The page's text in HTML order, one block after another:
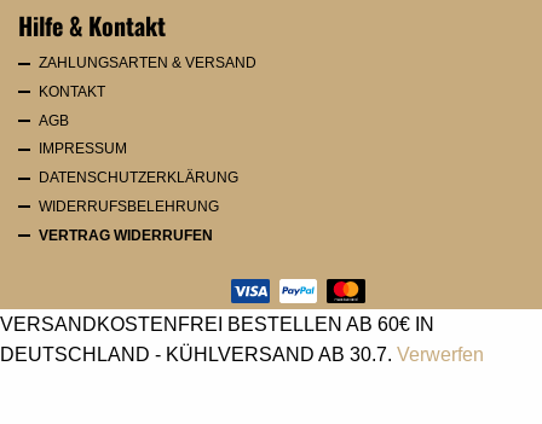
Hilfe & Kontakt
ZAHLUNGSARTEN & VERSAND
KONTAKT
AGB
IMPRESSUM
DATENSCHUTZERKLÄRUNG
WIDERRUFSBELEHRUNG
VERTRAG WIDERRUFEN
VERSANDKOSTENFREI BESTELLEN AB 60€ IN
DEUTSCHLAND - KÜHLVERSAND AB 30.7. Verwerfen